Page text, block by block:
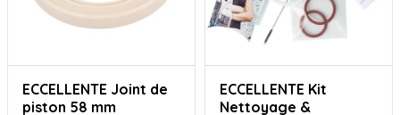
ECCELLENTE Joint de
piston 58 mm
ECCELLENTE Kit
Nettoyage &